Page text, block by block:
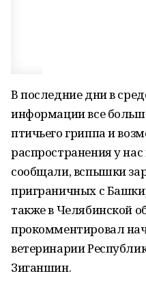
В последние дни в
информации все
птичьего гриппа и
распространения у
сообщали, вспышки
приграничных с
также в Челябинской
прокомментировал
ветеринарии
Зиганшин.